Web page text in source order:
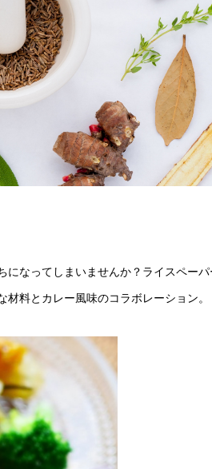
なってしまいませんか？ライスペー
料とカレー風味のコラボレーション。